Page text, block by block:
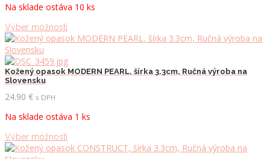
môžete
na
stránke
Na sklade ostáva 10 ks
Výber možnostíTento
produkt
viacero
variantov.
vybrať
stránke
produktu.
Kožený opasok MODERN PEARL, šírka 3.3cm, Ručná výroba na
Slovensku
24.90 € s DPH
Na sklade ostáva 1 ks
Výber možnostíTento
produkt